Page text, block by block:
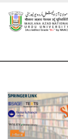
main
content